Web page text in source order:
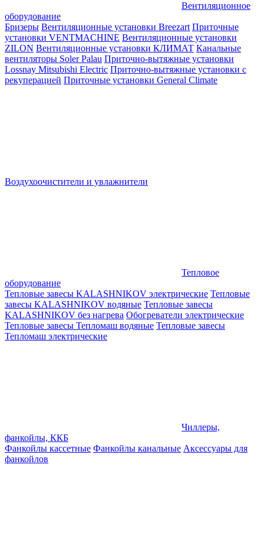
Вентиляционное
оборудование
Бризеры Вентиляционные установки Breezart Приточные
установки VENTMACHINE Вентиляционные установки
ZILON Вентиляционные установки КЛИМАТ Канальные
вентиляторы Soler Palau Приточно-вытяжные установки
Lossnay Mitsubishi Electric Приточно-вытяжные установки с
рекуперацией Приточные установки General Climate
Воздухоочистители и увлажнители
Тепловое
оборудование
Тепловые завесы KALASHNIKOV электрические Тепловые
завесы KALASHNIKOV водяные Тепловые завесы
KALASHNIKOV без нагрева Обогреватели электрические
Тепловые завесы Тепломаш водяные Тепловые завесы
Тепломаш электрические
Чиллеры,
фанкойлы, ККБ
Фанкойлы кассетные Фанкойлы канальные Аксессуары для
фанкойлов